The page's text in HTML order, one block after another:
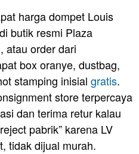
harga dompet Louis
butik resmi Plaza
atau order dari
box oranye, dustbag,
stamping inisial gratis.
store terpercaya
dan terima retur kalau
pabrik” karena LV
tidak dijual murah.